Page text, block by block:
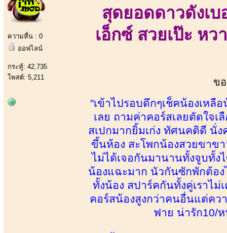
ความหื่น : 0
ออฟไลน์
กระทู้: 42,735
โพสต์: 5,211
สุดยอดดาวดังเ
เอ็กซ์ สวยเป๊ะ ห
ข
"เข้าไปรอบดึกๆเช็คน้องเห
เลย ถามค่าคอร์สเลยตัดใจเ
สเปกมากยิ้มเก่ง ทัศนคติดี นั่
ขึ้นห้อง สะโพกน้องสวยขาข
ไม่ได้เจอกันมานานทั้งจูบทั้
น้องแฉะมาก นัวกันซักพักต้อ
ทั้งน้อง สปาร์คกันทั้งคู่เราไ
คอร์สน้องสูงกว่าคนอื่นแต่คว
ฟาย น่ารัก10/